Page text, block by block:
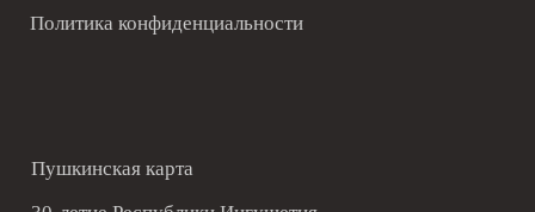
Политика конфиденциальности
Пушкинская карта